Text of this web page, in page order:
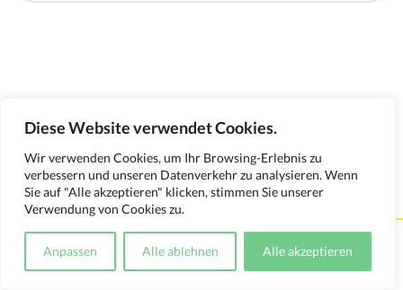
Diese Website verwendet Cookies.
Wir verwenden Cookies, um Ihr Browsing-Erlebnis zu
verbessern und unseren Datenverkehr zu analysieren. Wenn
Sie auf "Alle akzeptieren" klicken, stimmen Sie unserer
Verwendung von Cookies zu.
Anpassen Alle ablehnen Alle akzeptieren
Kontakt Impressum Datenschutzerklärung
Medienverwendungsnachweis